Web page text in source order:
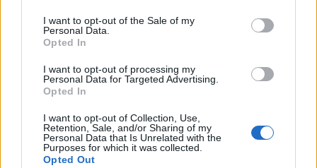
I want to opt-out of the Sale of my
Personal Data.
Opted In
I want to opt-out of processing my
Personal Data for Targeted Advertising.
Opted In
I want to opt-out of Collection, Use,
Retention, Sale, and/or Sharing of my
Personal Data that Is Unrelated with the
Purposes for which it was collected.
Opted Out